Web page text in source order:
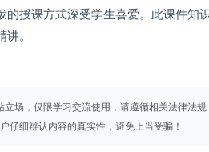
授课方式深受学生喜爱。此课件知
。
场，仅限学习交流使用，请遵循相关法律法
仔细辨认内容的真实性，避免上当受骗！